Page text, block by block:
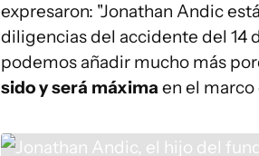
expresaron: "Jonathan Andic
diligencias del accidente del 14
podemos añadir mucho más
sido y será máxima en el marco